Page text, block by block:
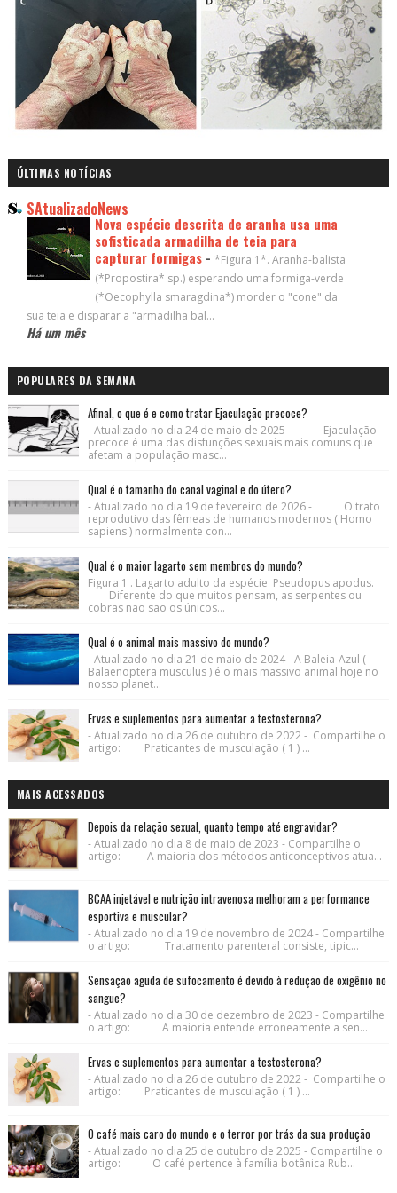
ÚLTIMAS NOTÍCIAS
SAtualizadoNews
Nova espécie descrita de aranha usa uma
sofisticada armadilha de teia para
capturar formigas - *Figura 1*. Aranha-balista
(*Propostira* sp.) esperando uma formiga-verde
(*Oecophylla smaragdina*) morder o "cone" da
sua teia e disparar a "armadilha bal...
Há um mês
POPULARES DA SEMANA
Afinal, o que é e como tratar Ejaculação precoce?
- Atualizado no dia 24 de maio de 2025 - Ejaculação
precoce é uma das disfunções sexuais mais comuns que
afetam a população masc...
Qual é o tamanho do canal vaginal e do útero?
- Atualizado no dia 19 de fevereiro de 2026 - O trato
reprodutivo das fêmeas de humanos modernos ( Homo
sapiens ) normalmente con...
Qual é o maior lagarto sem membros do mundo?
Figura 1 . Lagarto adulto da espécie Pseudopus apodus.
Diferente do que muitos pensam, as serpentes ou
cobras não são os únicos...
Qual é o animal mais massivo do mundo?
- Atualizado no dia 21 de maio de 2024 - A Baleia-Azul (
Balaenoptera musculus ) é o mais massivo animal hoje no
nosso planet...
Ervas e suplementos para aumentar a testosterona?
- Atualizado no dia 26 de outubro de 2022 - Compartilhe o
artigo: Praticantes de musculação ( 1 ) ...
MAIS ACESSADOS
Depois da relação sexual, quanto tempo até engravidar?
- Atualizado no dia 8 de maio de 2023 - Compartilhe o
artigo: A maioria dos métodos anticonceptivos atua...
BCAA injetável e nutrição intravenosa melhoram a performance
esportiva e muscular?
- Atualizado no dia 19 de novembro de 2024 - Compartilhe
o artigo: Tratamento parenteral consiste, tipic...
Sensação aguda de sufocamento é devido à redução de oxigênio no
sangue?
- Atualizado no dia 30 de dezembro de 2023 - Compartilhe
o artigo: A maioria entende erroneamente a sen...
Ervas e suplementos para aumentar a testosterona?
- Atualizado no dia 26 de outubro de 2022 - Compartilhe o
artigo: Praticantes de musculação ( 1 ) ...
O café mais caro do mundo e o terror por trás da sua produção
- Atualizado no dia 25 de outubro de 2025 - Compartilhe o
artigo: O café pertence à família botânica Rub...